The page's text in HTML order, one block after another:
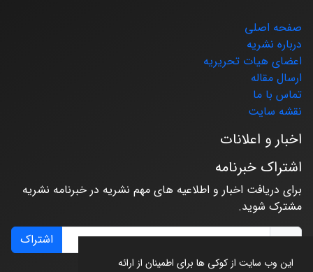
این وب سایت از کوکی ها برای اطمینان از ارائه
صفحه اصلی
درباره نشریه
اعضای هیات تحریریه
ارسال مقاله
تماس با ما
نقشه سایت
اخبار و اعلانات
اشتراک خبرنامه
برای دریافت اخبار و اطلاعیه های مهم نشریه در خبرنامه نشریه
مشترک شوید.
اشتراک